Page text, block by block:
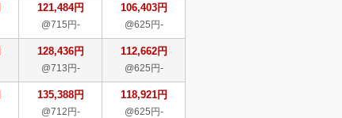
121,484円
@715円-
106,403円
@625円-
128,436円
@713円-
112,662円
@625円-
135,388円
@712円-
118,921円
@625円-